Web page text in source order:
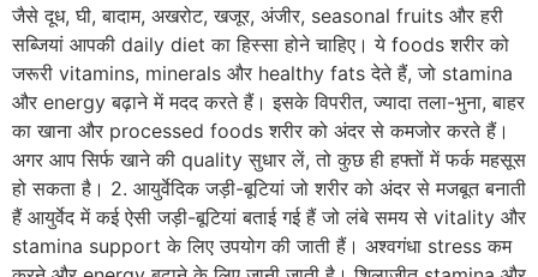
जैसे दूध, घी, बादाम, अखरोट, खजूर, अंजीर, seasonal fruits और हरी
सब्जियां आपकी daily diet का हिस्सा होने चाहिए। ये foods शरीर को
जरूरी vitamins, minerals और healthy fats देते हैं, जो stamina
और energy बढ़ाने में मदद करते हैं। इसके विपरीत, ज्यादा तला-भुना, बाहर
का खाना और processed foods शरीर को अंदर से कमजोर करते हैं।
अगर आप सिर्फ खाने की quality सुधार लें, तो कुछ ही हफ्तों में फर्क महसूस
हो सकता है। 2. आयुर्वेदिक जड़ी-बूटियां जो शरीर को अंदर से मजबूत बनाती
हैं आयुर्वेद में कई ऐसी जड़ी-बूटियां बताई गई हैं जो लंबे समय से vitality और
stamina support के लिए उपयोग की जाती हैं। अश्वगंधा stress कम